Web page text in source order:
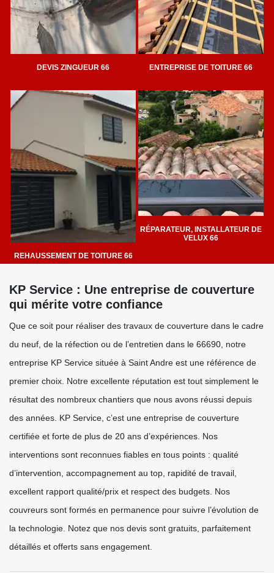
DEVIS ZINGUEUR 66 ENTREPRISE DE TOITURE 66
REHAUSSEMENT DE TOITURE 66
RÉPARATEUR, INSTALLATEUR DE
VELUX 66
KP Service : Une entreprise de couverture
qui mérite votre confiance
Que ce soit pour réaliser des travaux de couverture dans le cadre
du neuf, de la réfection ou de l’entretien dans le 66690, notre
entreprise KP Service située à Saint Andre est une référence de
premier choix. Notre excellente réputation est tout simplement le
résultat des nombreux chantiers que nous avons réussi depuis
des années. KP Service, c’est une entreprise de couverture
certifiée et forte de plus de 20 ans d’expériences. Nos
interventions sont reconnues fiables en tous points : qualité
d’intervention, accompagnement au top, rapidité de travail,
excellent rapport qualité/prix et respect des budgets. Nos
couvreurs sont formés en permanence pour suivre l’évolution de
la technologie. Notez que nos devis sont gratuits, parfaitement
détaillés et offerts sans engagement.